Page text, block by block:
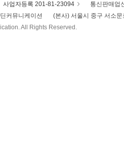
사업자등록 201-81-23094 통신판매업
커뮤니케이션
(본사) 서울시 중구 서소
All Rights Reserved.